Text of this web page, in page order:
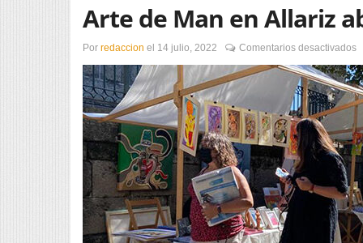
Arte de Man en Allariz
Por redaccion el 14 julio, 2022 Comentarios desactivados
o